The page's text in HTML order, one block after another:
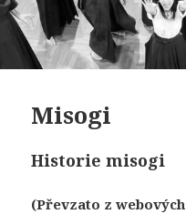
Misogi
Historie misogi
(Převzato z